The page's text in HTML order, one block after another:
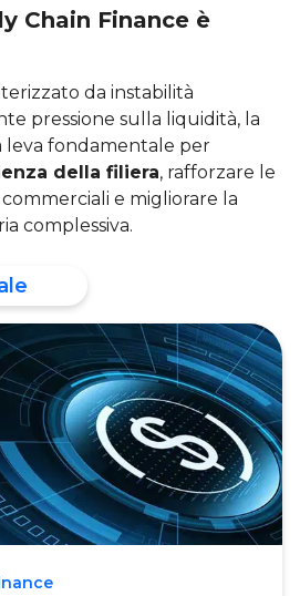
Chain Finance è
da instabilità
pressione sulla liquidità, la
leva fondamentale per
della filiera, rafforzare le
e migliorare la
complessiva.